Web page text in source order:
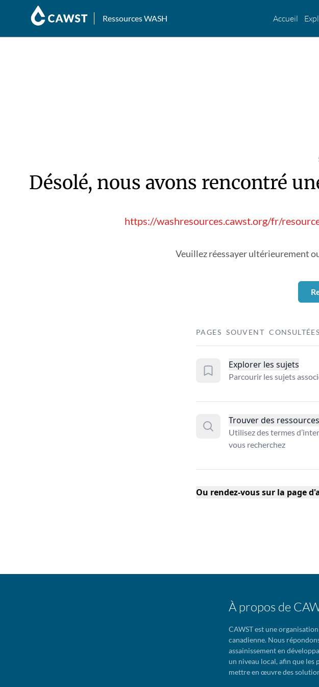
Ressources WASH Accueil
Désolé, nous avons rencontré
https://washresources.cawst.org/fr/
Veuillez réessayer ultérieurement
PAGES SOUVENT CONSULTÉES
Explorer les sujets
Parcourir les sujets
Trouver des ressources
Utilisez des termes
vous recherchez
Ou rendez-vous sur la page
À propos de
CAWST est une
canadienne. Nous
assainissement en
un niveau local, afin que les
mettre en œuvre des